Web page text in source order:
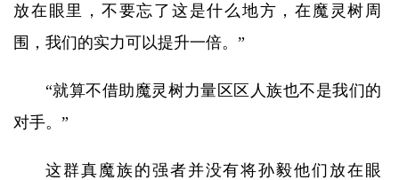
放在眼里，不要忘了这是什么地方，在魔灵树周
围，我们的实力可以提升一倍。”
“就算不借助魔灵树力量区区人族也不是我们的
对手。”
这群真魔族的强者并没有将孙毅他们放在眼